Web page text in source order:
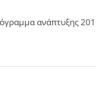
ανάπτυξης